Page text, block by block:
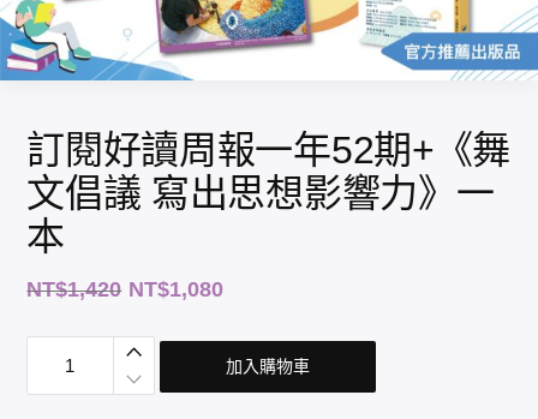
訂閱好讀周報一年52期+《舞
文倡議 寫出思想影響力》一
本
NT$1,420 原
價
格
：
NT$1,080目
價
格
：
訂
讀
加入購物車